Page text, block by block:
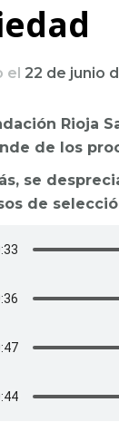
el 22 de junio
Rioja
de los
se
de